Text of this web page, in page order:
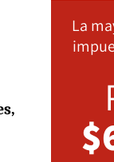
La